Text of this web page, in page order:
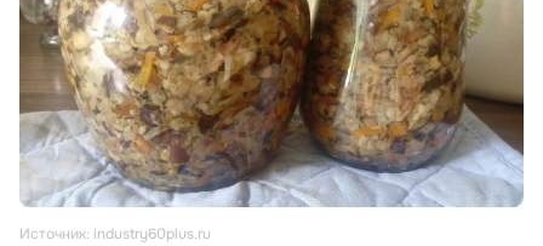
Источник: industry60plus.ru